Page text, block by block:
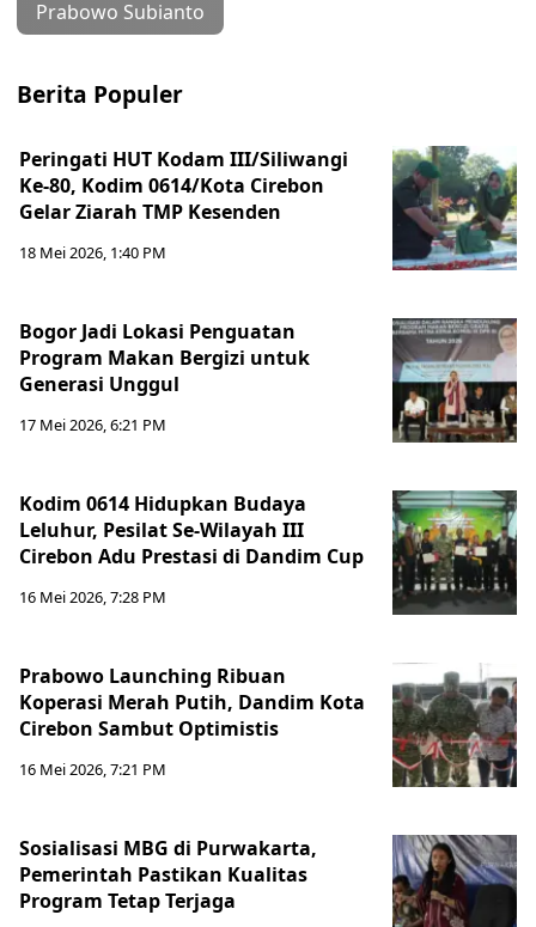
Prabowo Subianto
Berita Populer
Peringati HUT Kodam III/Siliwangi
Ke-80, Kodim 0614/Kota Cirebon
Gelar Ziarah TMP Kesenden
18 Mei 2026, 1:40 PM
Bogor Jadi Lokasi Penguatan
Program Makan Bergizi untuk
Generasi Unggul
17 Mei 2026, 6:21 PM
Kodim 0614 Hidupkan Budaya
Leluhur, Pesilat Se-Wilayah III
Cirebon Adu Prestasi di Dandim Cup
16 Mei 2026, 7:28 PM
Prabowo Launching Ribuan
Koperasi Merah Putih, Dandim Kota
Cirebon Sambut Optimistis
16 Mei 2026, 7:21 PM
Sosialisasi MBG di Purwakarta,
Pemerintah Pastikan Kualitas
Program Tetap Terjaga